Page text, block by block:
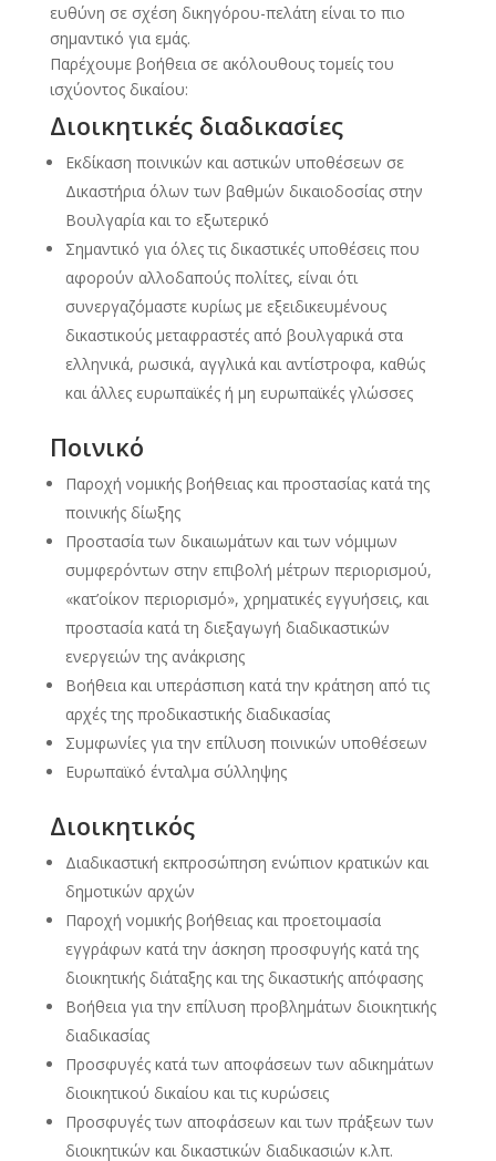
ευθύνη σε σχέση δικηγόρου-πελάτη είναι το πιο
σημαντικό για εμάς.
Παρέχουμε βοήθεια σε ακόλουθους τομείς του
ισχύοντος δικαίου:
Διοικητικές διαδικασίες
Εκδίκαση ποινικών και αστικών υποθέσεων σε
Δικαστήρια όλων των βαθμών δικαιοδοσίας στην
Βουλγαρία και το εξωτερικό
Σημαντικό για όλες τις δικαστικές υποθέσεις που
αφορούν αλλοδαπούς πολίτες, είναι ότι
συνεργαζόμαστε κυρίως με εξειδικευμένους
δικαστικούς μεταφραστές από βουλγαρικά στα
ελληνικά, ρωσικά, αγγλικά και αντίστροφα, καθώς
και άλλες ευρωπαϊκές ή μη ευρωπαϊκές γλώσσες
Ποινικό
Παροχή νομικής βοήθειας και προστασίας κατά της
ποινικής δίωξης
Προστασία των δικαιωμάτων και των νόμιμων
συμφερόντων στην επιβολή μέτρων περιορισμού,
«κατ’οίκον περιορισμό», χρηματικές εγγυήσεις, και
προστασία κατά τη διεξαγωγή διαδικαστικών
ενεργειών της ανάκρισης
Βοήθεια και υπεράσπιση κατά την κράτηση από τις
αρχές της προδικαστικής διαδικασίας
Συμφωνίες για την επίλυση ποινικών υποθέσεων
Ευρωπαϊκό ένταλμα σύλληψης
Διοικητικός
Διαδικαστική εκπροσώπηση ενώπιον κρατικών και
δημοτικών αρχών
Παροχή νομικής βοήθειας και προετοιμασία
εγγράφων κατά την άσκηση προσφυγής κατά της
διοικητικής διάταξης και της δικαστικής απόφασης
Βοήθεια για την επίλυση προβλημάτων διοικητικής
διαδικασίας
Προσφυγές κατά των αποφάσεων των αδικημάτων
διοικητικού δικαίου και τις κυρώσεις
Προσφυγές των αποφάσεων και των πράξεων των
διοικητικών και δικαστικών διαδικασιών κ.λπ.